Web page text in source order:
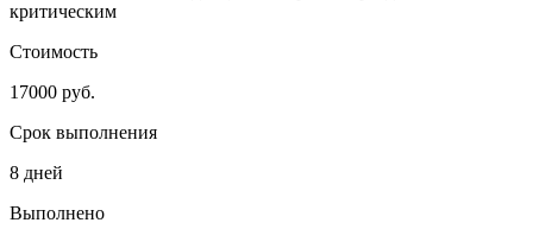
критическим
Стоимость
17000 руб.
Срок выполнения
8 дней
Выполнено